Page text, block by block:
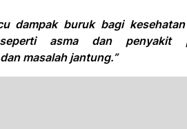
dampak buruk bagi
asma dan penyakit
masalah jantung.”